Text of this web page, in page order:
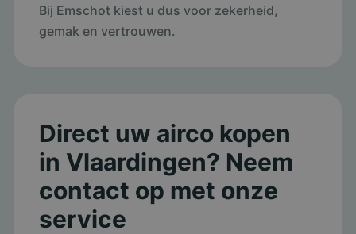
Bij Emschot kiest u dus voor zekerheid,
gemak en vertrouwen.
Direct uw airco kopen
in Vlaardingen? Neem
contact op met onze
service